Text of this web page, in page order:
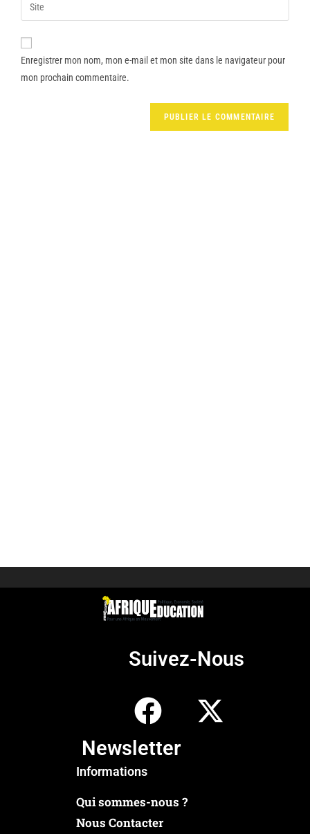
Enregistrer mon nom, mon e-mail et mon site dans le navigateur pour
mon prochain commentaire.
Suivez-Nous
Newsletter
Informations
Qui sommes-nous ?
Nous Contacter